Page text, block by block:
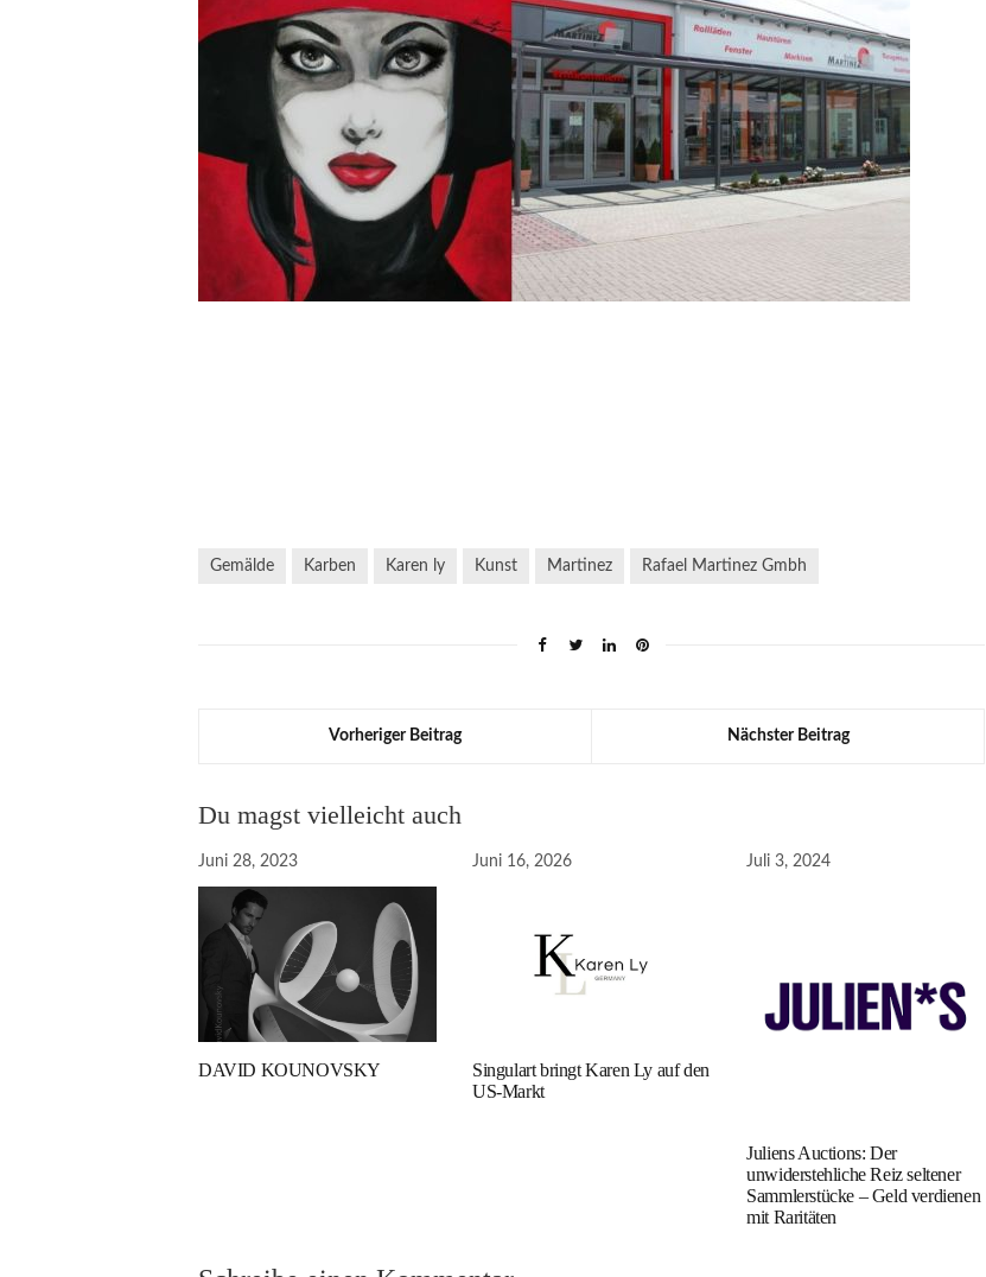
Gemälde Karben Karen ly Kunst Martinez Rafael Martinez Gmbh
Vorheriger Beitrag Nächster Beitrag
Du magst vielleicht auch
Juni 28, 2023
DAVID KOUNOVSKY
Juni 16, 2026
Singulart bringt Karen Ly auf den
US-Markt
Juli 3, 2024
Juliens Auctions: Der
unwiderstehliche Reiz seltener
Sammlerstücke – Geld verdienen
mit Raritäten